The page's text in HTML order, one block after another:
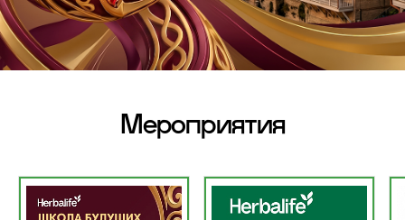
Мероприятия